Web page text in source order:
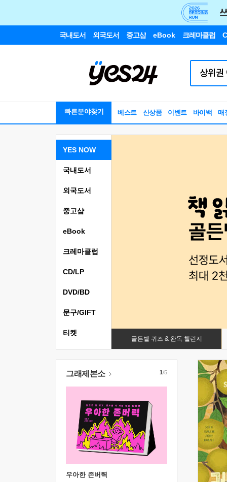
국내도서 외국도서 중고샵 eBook 크레마클럽
빠른분야찾기 베스트 신상품 이벤트 바이백 매
YES NOW
골든벨 퀴즈 & 완독 챌린지
국내도서
외국도서
중고샵
eBook
크레마클럽
CD/LP
DVD/BD
문구/GIFT
티켓
그래제본소
우아한 존버력
1/5